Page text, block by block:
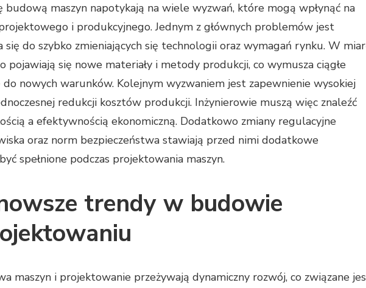
budową maszyn napotykają na wiele wyzwań, które mogą wpłynąć na
i produkcyjnego. Jednym z głównych problemów jest
się do szybko zmieniających się technologii oraz wymagań rynku. W
pojawiają się nowe materiały i metody produkcji, co wymusza ciągłe
do nowych warunków. Kolejnym wyzwaniem jest zapewnienie wysokiej
redukcji kosztów produkcji. Inżynierowie muszą więc znaleźć
a efektywnością ekonomiczną. Dodatkowo zmiany regulacyjne
oraz norm bezpieczeństwa stawiają przed nimi dodatkowe
spełnione podczas projektowania maszyn.
trendy w budowie
maszyn i projektowanie przeżywają dynamiczny rozwój, co związane